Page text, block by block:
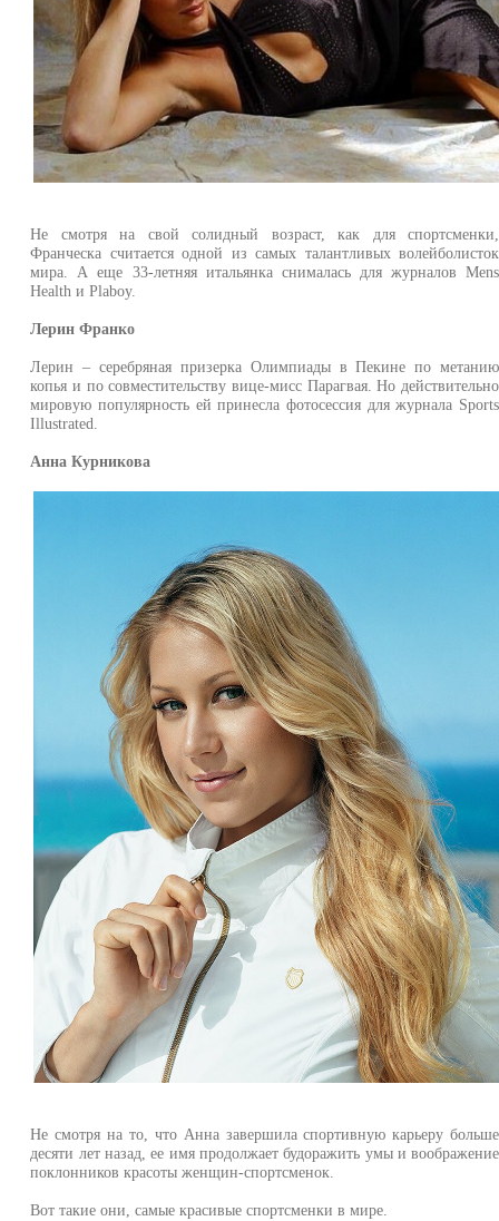
Не смотря на свой солидный возраст, как для спортсменки,
Франческа считается одной из самых талантливых волейболисток
мира. А еще 33-летняя итальянка снималась для журналов Mens
Health и Plaboy.
Лерин Франко
Лерин – серебряная призерка Олимпиады в Пекине по метанию
копья и по совместительству вице-мисс Парагвая. Но действительно
мировую популярность ей принесла фотосессия для журнала Sports
Illustrated.
Анна Курникова
Не смотря на то, что Анна завершила спортивную карьеру больше
десяти лет назад, ее имя продолжает будоражить умы и воображение
поклонников красоты женщин-спортсменок.
Вот такие они, самые красивые спортсменки в мире.